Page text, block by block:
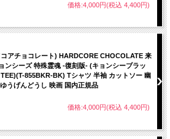
価格:4,000円(税込 4,400円)
アチョコレート) HARDCORE CHOCOLATE 来
ンシーズ 特殊霊魂 -復刻版- (キョンシーブラッ
855BKR-BK) Tシャツ 半袖 カットソー 幽
うげんどうし 映画 国内正規品
価格:4,000円(税込 4,400円)